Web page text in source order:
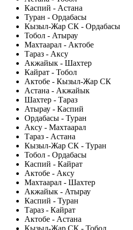
Каспий - Астана
Туран - Ордабасы
Кызыл-Жар СК - Ордабасы
Тобол - Атырау
Махтаарал - Актобе
Тараз - Аксу
Акжайык - Шахтер
Кайрат - Тобол
Актобе - Кызыл-Жар СК
Астана - Акжайык
Шахтер - Тараз
Атырау - Каспий
Ордабасы - Туран
Аксу - Махтаарал
Тараз - Астана
Кызыл-Жар СК - Туран
Тобол - Ордабасы
Каспий - Кайрат
Актобе - Аксу
Махтаарал - Шахтер
Акжайык - Атырау
Каспий - Туран
Тараз - Кайрат
Актобе - Астана